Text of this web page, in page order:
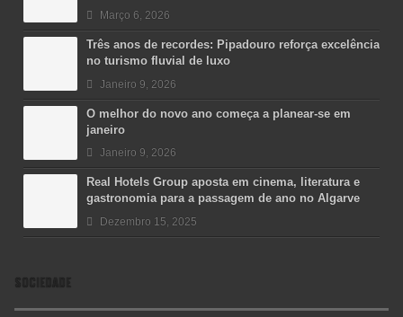
Março 6, 2026
Três anos de recordes: Pipadouro reforça excelência
no turismo fluvial de luxo
Janeiro 9, 2026
O melhor do novo ano começa a planear-se em
janeiro
Janeiro 9, 2026
Real Hotels Group aposta em cinema, literatura e
gastronomia para a passagem de ano no Algarve
Dezembro 15, 2025
SOCIEDADE